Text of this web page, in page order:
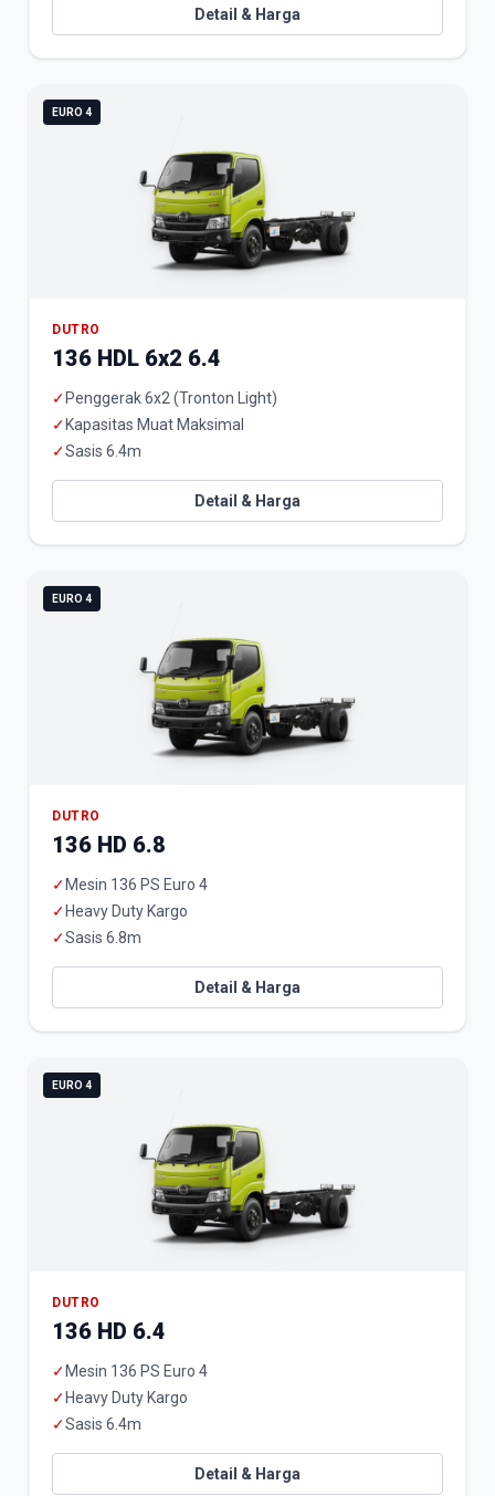
Detail & Harga
EURO 4
DUTRO
136 HDL 6x2 6.4
✓ Penggerak 6x2 (Tronton Light)
✓ Kapasitas Muat Maksimal
✓Sasis 6.4m
Detail & Harga
EURO 4
DUTRO
136 HD 6.8
✓ Mesin 136 PS Euro 4
✓ Heavy Duty Kargo
✓Sasis 6.8m
Detail & Harga
EURO 4
DUTRO
136 HD 6.4
✓ Mesin 136 PS Euro 4
✓ Heavy Duty Kargo
✓Sasis 6.4m
Detail & Harga